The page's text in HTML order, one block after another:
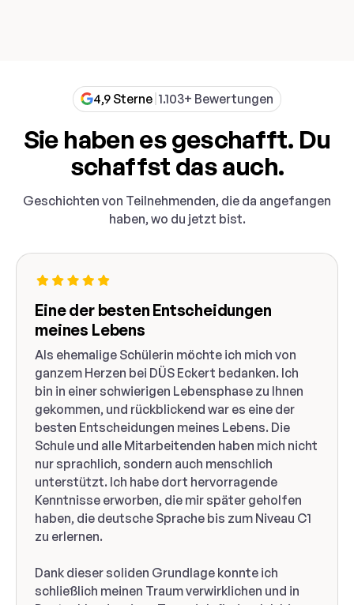
4,9 Sterne 1.103+ Bewertungen
Sie haben es geschafft. Du
schaffst das auch.
Geschichten von Teilnehmenden, die da angefangen
haben, wo du jetzt bist.
Eine der besten Entscheidungen
meines Lebens
Als ehemalige Schülerin möchte ich mich von
ganzem Herzen bei DÜS Eckert bedanken. Ich
bin in einer schwierigen Lebensphase zu Ihnen
gekommen, und rückblickend war es eine der
besten Entscheidungen meines Lebens. Die
Schule und alle Mitarbeitenden haben mich nicht
nur sprachlich, sondern auch menschlich
unterstützt. Ich habe dort hervorragende
Kenntnisse erworben, die mir später geholfen
haben, die deutsche Sprache bis zum Niveau C1
zu erlernen.
Dank dieser soliden Grundlage konnte ich
schließlich meinen Traum verwirklichen und in